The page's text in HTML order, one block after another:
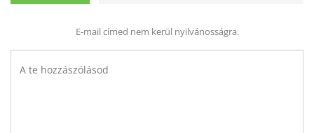
E-mail címed nem kerül nyilvánosságra.